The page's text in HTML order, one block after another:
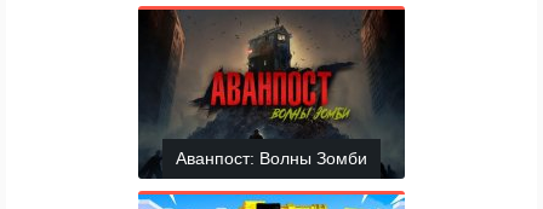
Аванпост: Волны Зомби